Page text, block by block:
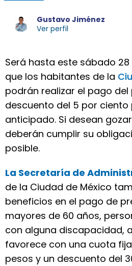
Gustavo Jiménez
Ver perfil
Será hasta este sábado
que los habitantes de la
podrán realizar el pago del
descuento del 5 por
anticipado. Si desean
deberán cumplir su
posible.
La Secretaría de
de la Ciudad de México
beneficios en el pago de
mayores de 60 años,
con alguna discapacidad,
favorece con una cuota
pesos y un descuento del